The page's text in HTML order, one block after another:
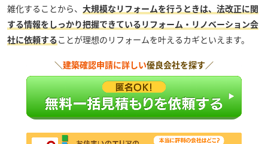
雑化することから、 大規模なリフォームを行うときは、法改正に関
する情報をしっかり把握できているリフォーム・リノベーション会
社に依頼することが理想のリフォームを叶えるカギといえます。
＼建築確認申請に詳しい優良会社を探す／